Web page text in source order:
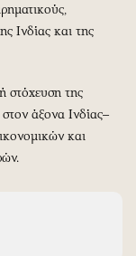
Ινδίας και της
στόχευση της
άξονα Ινδίας–
και